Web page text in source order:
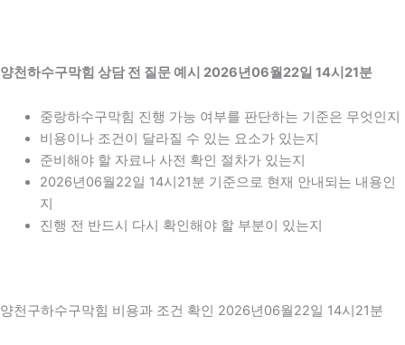
양천하수구막힘 상담 전 질문 예시 2026년06월22일 14시21분
중랑하수구막힘 진행 가능 여부를 판단하는 기준은 무엇인지
비용이나 조건이 달라질 수 있는 요소가 있는지
준비해야 할 자료나 사전 확인 절차가 있는지
2026년06월22일 14시21분 기준으로 현재 안내되는 내용인
지
진행 전 반드시 다시 확인해야 할 부분이 있는지
양천구하수구막힘 비용과 조건 확인 2026년06월22일 14시21분